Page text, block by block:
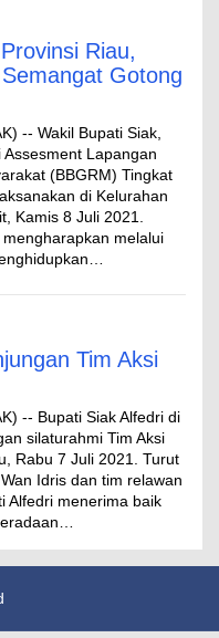
Riau,
Gotong
-- Wakil Bupati Siak,
Lapangan
(BBGRM) Tingkat
di Kelurahan
Kamis 8 Juli 2021.
melalui
Tim Aksi
-- Bupati Siak Alfedri di
silaturahmi Tim Aksi
Rabu 7 Juli 2021. Turut
Idris dan tim relawan
Alfedri menerima baik